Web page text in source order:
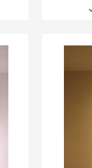
Op
besteld